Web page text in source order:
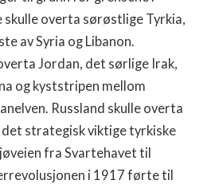
overta sørøstlige Tyrkia,
av Syria og Libanon.
Jordan, det sørlige Irak,
og kyststripen mellom
Russland skulle overta
det strategisk viktige tyrkiske
fra Svartehavet til
i 1917 førte til